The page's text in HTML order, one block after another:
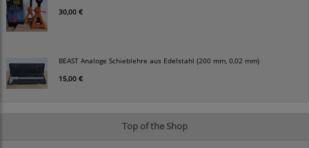
30,00 €
BEAST Analoge Schieblehre aus Edelstahl (200 mm, 0,02 mm)
15,00 €
Top of the Shop